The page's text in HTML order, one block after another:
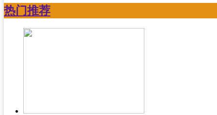
热门推荐